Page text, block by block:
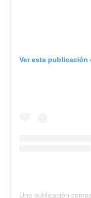
Ver esta publicación